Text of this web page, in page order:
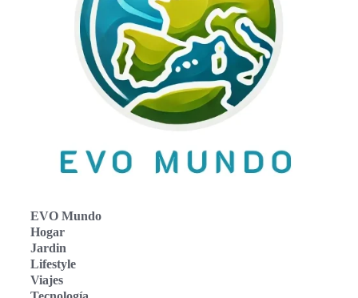
EVO Mundo
Hogar
Jardin
Lifestyle
Viajes